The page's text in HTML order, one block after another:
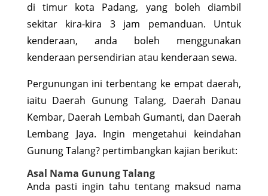
di timur kota Padang, yang boleh diambil
sekitar kira-kira 3 jam pemanduan. Untuk
kenderaan, anda boleh menggunakan
kenderaan persendirian atau kenderaan sewa.
Pergunungan ini terbentang ke empat daerah,
iaitu Daerah Gunung Talang, Daerah Danau
Kembar, Daerah Lembah Gumanti, dan Daerah
Lembang Jaya. Ingin mengetahui keindahan
Gunung Talang? pertimbangkan kajian berikut:
Asal Nama Gunung Talang
Anda pasti ingin tahu tentang maksud nama